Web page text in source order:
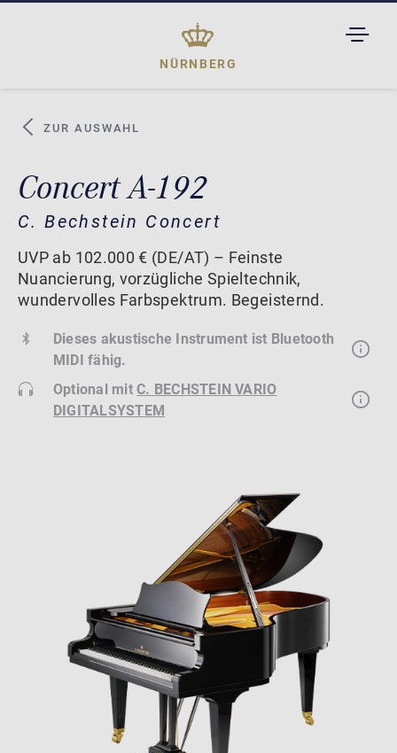
NÜRNBERG
ZUR AUSWAHL
Concert A-192
C. Bechstein Concert
UVP ab 102.000 € (DE/AT) – Feinste
Nuancierung, vorzügliche Spieltechnik,
wundervolles Farbspektrum. Begeisternd.
Dieses akustische Instrument ist Bluetooth
MIDI fähig.
Optional mitC. BECHSTEIN VARIO
DIGITALSYSTEM